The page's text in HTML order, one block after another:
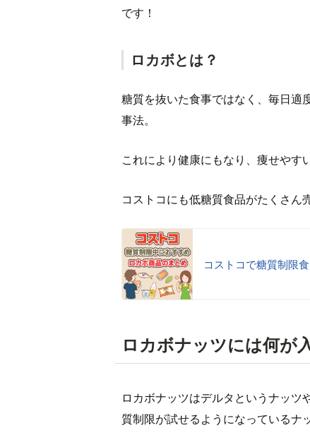
です！
ロカボとは？
糖質を抜いた食事ではなく、毎日適
事法。
これにより健康にもなり、痩せやす
コストコにも低糖質食品がたくさん
コストコで糖質制限
ロカボナッツには何が
ロカボナッツはデルタというナッ
質制限が試せるようになっているナ